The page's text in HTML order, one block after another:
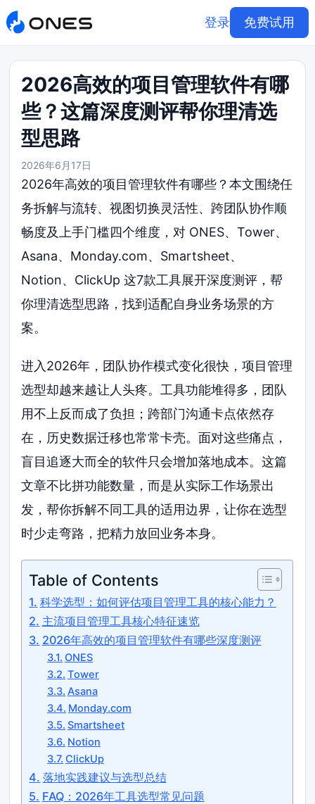
登录 免费试用
2026高效的项目管理软件有哪
些？这篇深度测评帮你理清选
型思路
2026年6月17日
2026年高效的项目管理软件有哪些？本文围绕任
务拆解与流转、视图切换灵活性、跨团队协作顺
畅度及上手门槛四个维度，对 ONES、Tower、
Asana、Monday.com、Smartsheet、
Notion、ClickUp 这7款工具展开深度测评，帮
你理清选型思路，找到适配自身业务场景的方
案。
进入2026年，团队协作模式变化很快，项目管理
选型却越来越让人头疼。工具功能堆得多，团队
用不上反而成了负担；跨部门沟通卡点依然存
在，历史数据迁移也常常卡壳。面对这些痛点，
盲目追逐大而全的软件只会增加落地成本。这篇
文章不比拼功能数量，而是从实际工作场景出
发，帮你拆解不同工具的适用边界，让你在选型
时少走弯路，把精力放回业务本身。
Table of Contents
科学选型：如何评估项目管理工具的核心能力？
主流项目管理工具核心特征速览
2026年高效的项目管理软件有哪些深度测评
ONES
Tower
Asana
Monday.com
Smartsheet
Notion
ClickUp
落地实践建议与选型总结
FAQ：2026年工具选型常见问题